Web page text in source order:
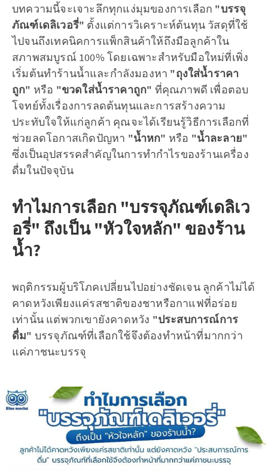
บทความนี้จะเจาะลึกทุกแง่มุมของการเลือก "บรรจุ
ภัณฑ์เดลิเวอรี่" ตั้งแต่การวิเคราะห์ต้นทุน วัสดุที่ใช้
ไปจนถึงเทคนิคการแพ็กสินค้าให้ถึงมือลูกค้าใน
สภาพสมบูรณ์ 100% โดยเฉพาะสำหรับมือใหม่ที่เพิ่ง
เริ่มต้นทำร้านน้ำและกำลังมองหา "ถุงใส่น้ำราคา
ถูก" หรือ "ขวดใส่น้ำราคาถูก" ที่คุณภาพดี เพื่อตอบ
โจทย์ทั้งเรื่องการลดต้นทุนและการสร้างความ
ประทับใจให้แก่ลูกค้า คุณจะได้เรียนรู้วิธีการเลือกที่
ช่วยลดโอกาสเกิดปัญหา "น้ำหก" หรือ "น้ำละลาย"
ซึ่งเป็นอุปสรรคสำคัญในการทำกำไรของร้านเครื่อง
ดื่มในปัจจุบัน
ทำไมการเลือก "บรรจุภัณฑ์เดลิเว
อรี่" ถึงเป็น "หัวใจหลัก" ของร้าน
น้ำ?
พฤติกรรมผู้บริโภคเปลี่ยนไปอย่างชัดเจน ลูกค้าไม่ได้
คาดหวังเพียงแค่รสชาติของชาหรือกาแฟที่อร่อย
เท่านั้น แต่พวกเขายังคาดหวัง "ประสบการณ์การ
ดื่ม" บรรจุภัณฑ์ที่เลือกใช้จึงต้องทำหน้าที่มากกว่า
แค่ภาชนะบรรจุ